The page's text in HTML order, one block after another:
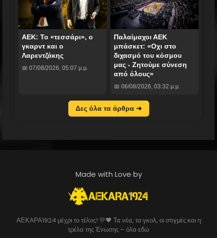
ΑΕΚ: Το «τεσσάρι», ο
γκαρντ και ο
Λαρεντζάκης
📅 07/08/2026, 05:07 μ.μ.
Παλαίμαχοι ΑΕΚ
μπάσκετ: «Οχι στο
διχασμό του κόσμου
μας - Ζητούμε σύνεση
από όλους»
📅 06/08/2026, 03:32 μ.μ.
Δες όλα τα άρθρα ➜
Made with Love by
ΑΕΚΑΡΑ1924 μέχρι το τέλος! 💛🖤 Τα νέα, τα γκολ, οι στιγμές και η
τρέλα της Ένωσης – όλα εδώ